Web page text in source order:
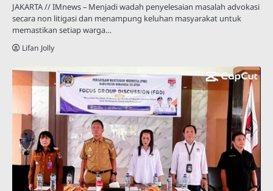
JAKARTA // IMnews – Menjadi wadah penyelesaian masalah advokasi
secara non litigasi dan menampung keluhan masyarakat untuk
memastikan setiap warga…
Lifan Jolly